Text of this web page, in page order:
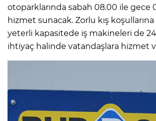
otoparklarında sabah 08.00 ile gece
hizmet sunacak. Zorlu kış
yeterli kapasitede iş makineleri de
ihtiyaç halinde vatandaşlara hizmet